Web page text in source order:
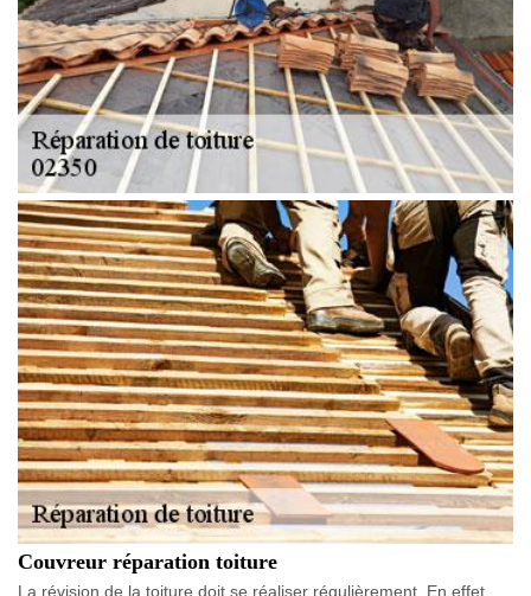
Couvreur réparation toiture
La révision de la toiture doit se réaliser régulièrement. En effet,